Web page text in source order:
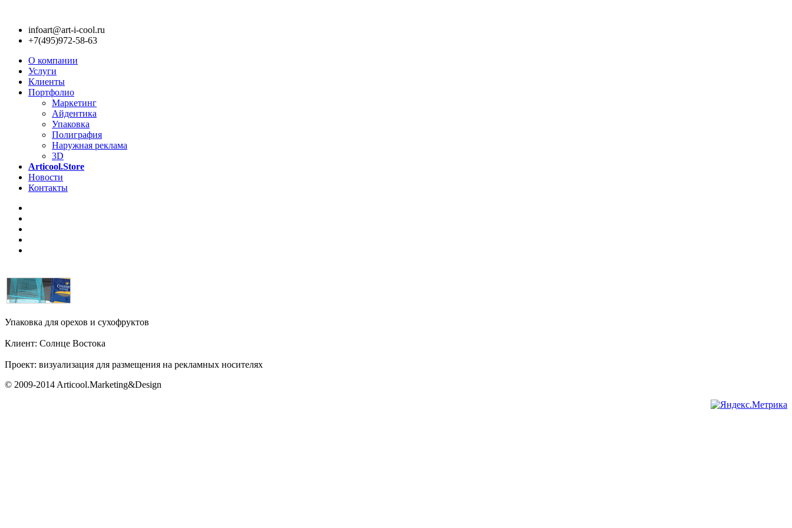
infoart@art-i-cool.ru
+7(495)972-58-63
О компании
Услуги
Клиенты
Портфолио
Маркетинг
Айдентика
Упаковка
Полиграфия
Наружная реклама
3D
Articool.Store
Новости
Контакты
Упаковка для орехов и сухофруктов
Клиент: Солнце Востока
Проект: визуализация для размещения на рекламных носителях
© 2009-2014 Articool.Marketing&Design